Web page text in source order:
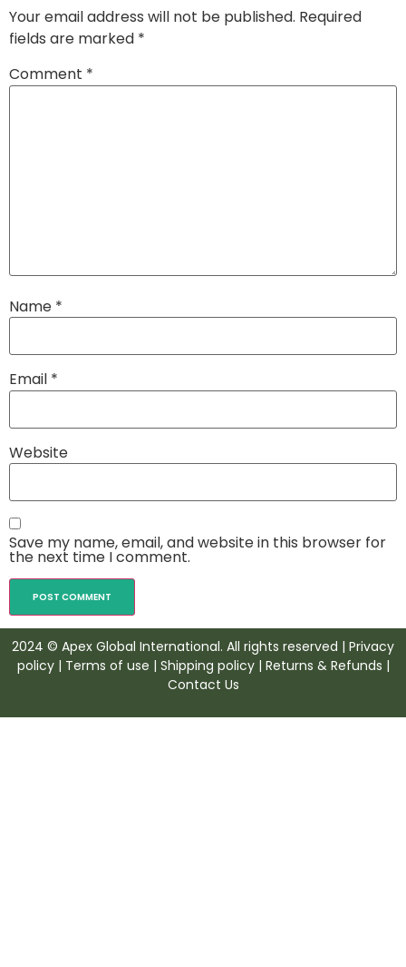
Your email address will not be published. Required
fields are marked *
Comment *
Name *
Email *
Website
Save my name, email, and website in this browser for
the next time I comment.
2024 © Apex Global International. All rights reserved | Privacy
policy | Terms of use | Shipping policy | Returns & Refunds |
Contact Us